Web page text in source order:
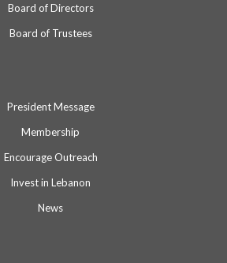
Board of Directors
Board of Trustees
President Message
Membership
Encourage Outreach
Invest in Lebanon
News